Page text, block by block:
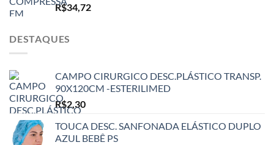
R$34,72
DESTAQUES
CAMPO CIRURGICO DESC.PLÁSTICO TRANSP.
90X120CM -ESTERILIMED
R$2,30
TOUCA DESC. SANFONADA ELÁSTICO DUPLO
AZUL BEBÊ PS